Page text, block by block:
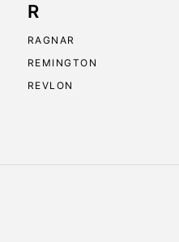
R
RAGNAR
REMINGTON
REVLON